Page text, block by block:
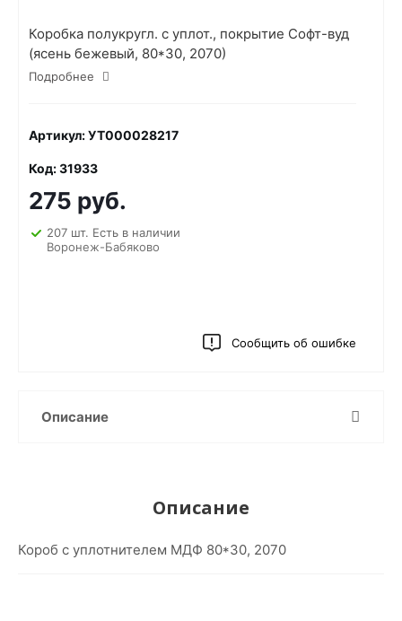
Коробка полукругл. с уплот., покрытие Софт-вуд
(ясень бежевый, 80*30, 2070)
Подробнее
Артикул: УТ000028217
Код: 31933
275 руб.
207 шт. Есть в наличии
Воронеж-Бабяково
Сообщить об ошибке
Описание
Описание
Короб с уплотнителем МДФ 80*30, 2070